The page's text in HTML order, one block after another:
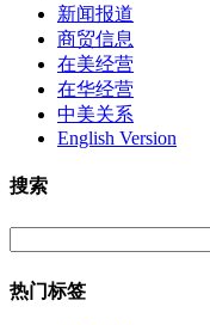
新闻报道
商贸信息
在美经营
在华经营
中美关系
English Version
搜索
热门标签